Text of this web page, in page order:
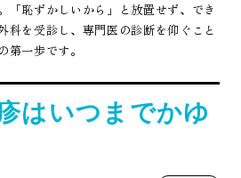
「恥ずかしいから」と放置せず、でき
科を受診し、専門医の診断を仰ぐこと
第一歩です。
はいつまでかゆ